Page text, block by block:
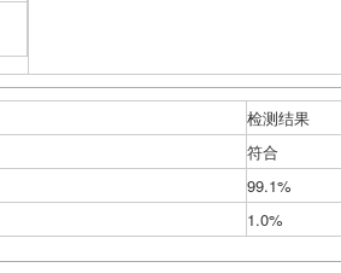
检测结果
符合
99.1%
1.0%